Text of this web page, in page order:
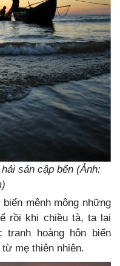
sản cập bến (Ảnh:
mênh mông những
rồi khi chiều tà, ta lại
hoàng hôn biển
mẹ thiên nhiên.